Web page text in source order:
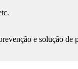
e solução de